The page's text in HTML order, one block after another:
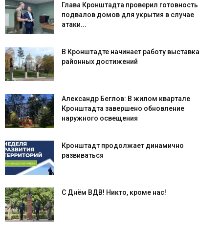
Глава Кронштадта проверил готовность
подвалов домов для укрытия в случае
атаки...
В Кронштадте начинает работу выставка
районных достижений
Александр Беглов: В жилом квартале
Кронштадта завершено обновление
наружного освещения
Кронштадт продолжает динамично
развиваться
С Днём ВДВ! Никто, кроме нас!